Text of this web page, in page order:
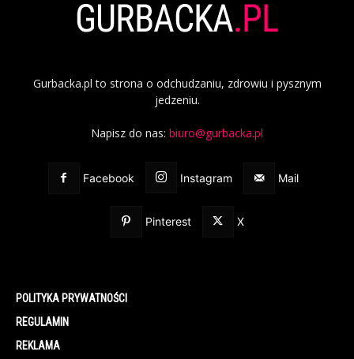
Gurbacka.pl to strona o odchudzaniu, zdrowiu i pysznym
jedzeniu.
Napisz do nas: biuro@gurbacka.pl
Facebook Instagram Mail
Pinterest X
POLITYKA PRYWATNOŚCI
REGULAMIN
REKLAMA